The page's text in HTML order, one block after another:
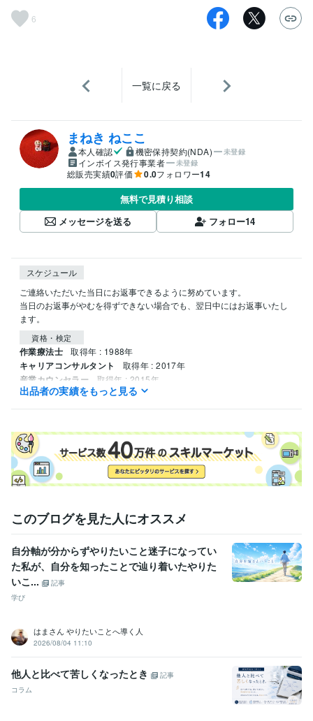
6
一覧に戻る
まねき ねここ
本人確認 機密保持契約(NDA) 未登録
インボイス発行事業者 未登録
総販売実績0評価 0.0フォロワー14
無料で見積り相談
メッセージを送る
フォロー14
スケジュール
ご連絡いただいた当日にお返事できるように努めています。
当日のお返事がやむを得ずできない場合でも、翌日中にはお返事いたし
ます。
資格・検定
作業療法士 取得年 : 1988年
キャリアコンサルタント 取得年 : 2017年
産業カウンセラー 取得年 : 2015年
ケアマネジャー（介護支援専門員）
Excel:15年Google ドキュメント:3年PowerPoint:3年Word:20年
得意分野
学習指導・資格・キャリア相談
自己理解のもと自己の価値を見出す
相談
学歴
労働福祉事業団 九州リハビリテーション大学校
1986年3月 ~ 1989
年2月
出品者の実績をもっと見る
このブログを見た人にオススメ
自分軸が分からずやりたいこと迷子になってい
た私が、自分を知ったことで辿り着いたやりた
いこ...
記事
学び
はまさん やりたいことへ導く人
2026/08/04 11:10
他人と比べて苦しくなったとき
記事
コラム